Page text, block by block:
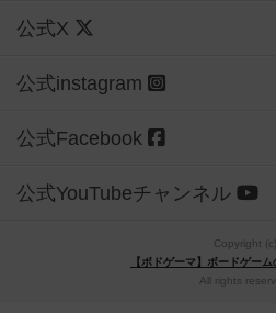
公式X
公式instagram
公式Facebook
公式YouTubeチャンネル
Copyright (c)
【ボドゲーマ】ボードゲー
All rights